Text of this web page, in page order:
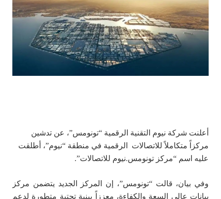
أعلنت شركة نيوم التقنية الرقمية “تونومس”، عن تدشين
مركزاً متكاملاً للاتصالات
الرقمية في منطقة “نيوم”، أطلقت
عليه اسم “مركز تونومس.نيوم للاتصالات”.
وفي بيان، قالت “تونومس”، إن المركز الجديد يتضمن مركز
بيانات عالي السعة والكفاءة، معززاً ببنية تحتية متطورة لدعم